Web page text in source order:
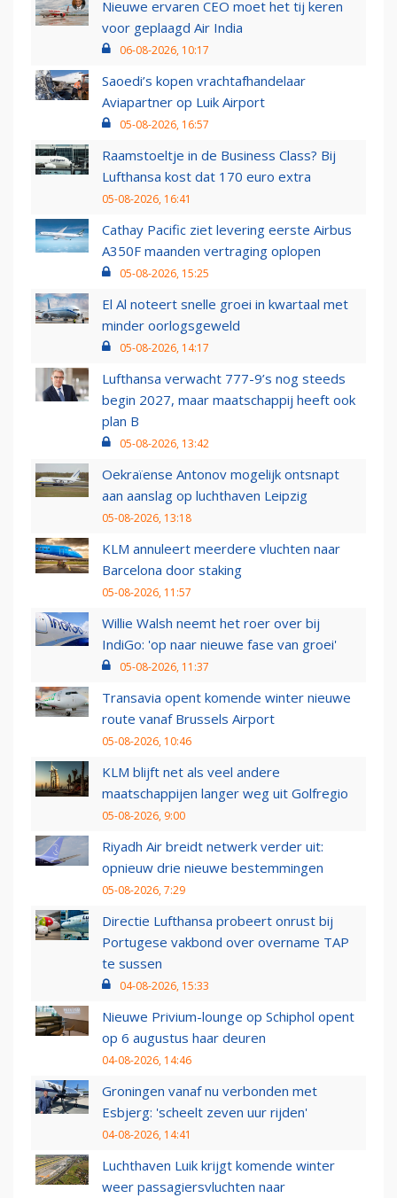
Nieuwe ervaren CEO moet het tij keren
voor geplaagd Air India
06-08-2026, 10:17
Saoedi’s kopen vrachtafhandelaar
Aviapartner op Luik Airport
05-08-2026, 16:57
Raamstoeltje in de Business Class? Bij
Lufthansa kost dat 170 euro extra
05-08-2026, 16:41
Cathay Pacific ziet levering eerste Airbus
A350F maanden vertraging oplopen
05-08-2026, 15:25
El Al noteert snelle groei in kwartaal met
minder oorlogsgeweld
05-08-2026, 14:17
Lufthansa verwacht 777-9’s nog steeds
begin 2027, maar maatschappij heeft ook
plan B
05-08-2026, 13:42
Oekraïense Antonov mogelijk ontsnapt
aan aanslag op luchthaven Leipzig
05-08-2026, 13:18
KLM annuleert meerdere vluchten naar
Barcelona door staking
05-08-2026, 11:57
Willie Walsh neemt het roer over bij
IndiGo: 'op naar nieuwe fase van groei'
05-08-2026, 11:37
Transavia opent komende winter nieuwe
route vanaf Brussels Airport
05-08-2026, 10:46
KLM blijft net als veel andere
maatschappijen langer weg uit Golfregio
05-08-2026, 9:00
Riyadh Air breidt netwerk verder uit:
opnieuw drie nieuwe bestemmingen
05-08-2026, 7:29
Directie Lufthansa probeert onrust bij
Portugese vakbond over overname TAP
te sussen
04-08-2026, 15:33
Nieuwe Privium-lounge op Schiphol opent
op 6 augustus haar deuren
04-08-2026, 14:46
Groningen vanaf nu verbonden met
Esbjerg: 'scheelt zeven uur rijden'
04-08-2026, 14:41
Luchthaven Luik krijgt komende winter
weer passagiersvluchten naar